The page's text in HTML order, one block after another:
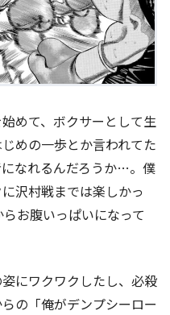
めて、ボクサーとして生
めの一歩とか言われてた
なれるんだろうか…。僕
沢村戦までは楽しかっ
お腹いっぱいになって
にワクワクしたし、必殺
の「俺がデンプシーロー